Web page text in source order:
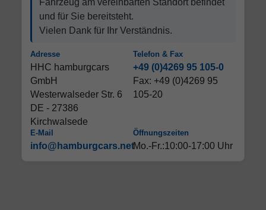
und für Sie bereitsteht.
Vielen Dank für Ihr Verständnis.
Adresse
HHC hamburgcars
GmbH
Westerwalseder Str. 6
DE - 27386
Kirchwalsede
Telefon & Fax
+49 (0)4269 95 105-0
Fax: +49 (0)4269 95
105-20
E-Mail
info@hamburgcars.net
Öffnungszeiten
Mo.-Fr.:10:00-17:00 Uhr